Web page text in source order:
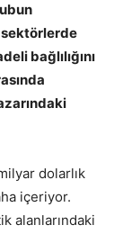
bağlılığını
dolarlık
içeriyor.
alanlarındaki